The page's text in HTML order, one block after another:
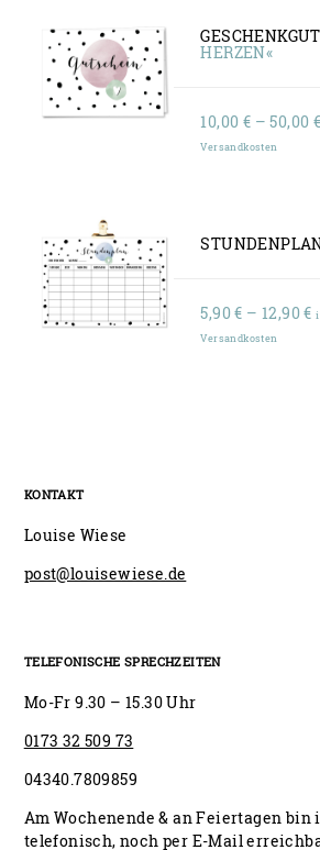
HERZEN«
10,00 € –50,00 €
Versandkosten
5,90€ –12,90€
Versandkosten
KONTAKT
Louise Wiese
post@louisewiese.de
TELEFONISCHE SPRECHZEITEN
Mo-Fr 9.30 – 15.30 Uhr
0173 32 509 73
04340.7809859
Am Wochenende & an Feiertagen bin
telefonisch, noch per E-Mail